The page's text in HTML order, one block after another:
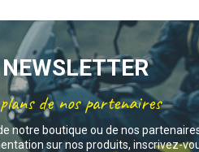
de nos partenaires
notre boutique ou de nos
sur nos produits, inscrivez-